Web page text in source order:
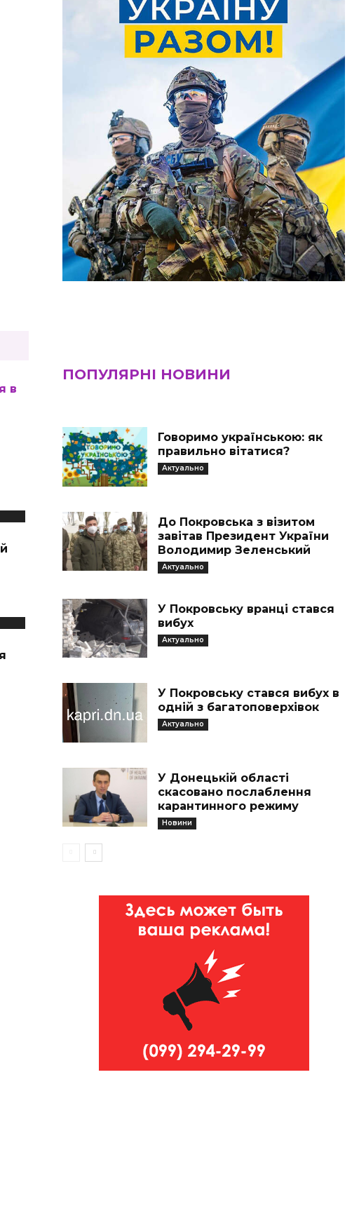
в
ПОПУЛЯРНІ НОВИНИ
Говоримо українською: як
правильно вітатися?
Актуально
До Покровська з візитом
завітав Президент України
Володимир Зеленський
Актуально
У Покровську вранці стався
вибух
Актуально
У Покровську стався вибух в
одній з багатоповерхівок
Актуально
У Донецькій області
скасовано послаблення
карантинного режиму
Новини